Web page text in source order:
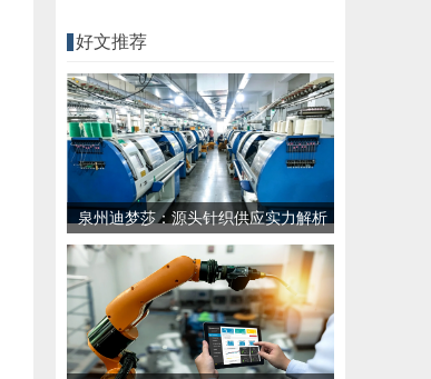
好文推荐
泉州迪梦莎：源头针织供应实力解析